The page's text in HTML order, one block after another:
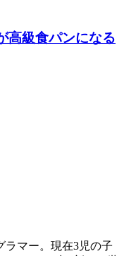
高級食パンになる
ラマー。現在3児の子